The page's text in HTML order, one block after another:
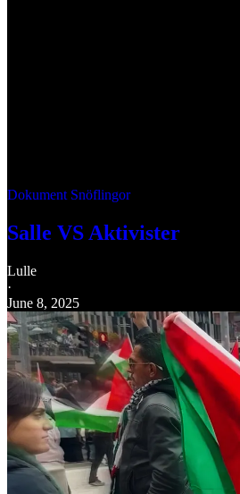
Dokument Snöflingor
Salle VS Aktivister
Lulle
·
June 8, 2025